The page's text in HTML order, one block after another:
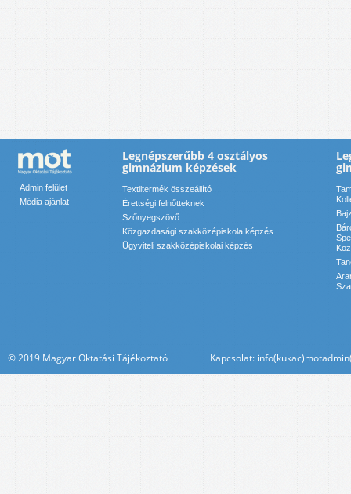
Admin felület
Média ajánlat
Legnépszerűbb 4 osztályos
gimnázium képzések
Textiltermék összeállító
Érettségi felnőtteknek
Szőnyegszövő
Közgazdasági szakközépiskola képzés
Ügyviteli szakközépiskolai képzés
© 2019 Magyar Oktatási Tájékoztató Kapcsolat: